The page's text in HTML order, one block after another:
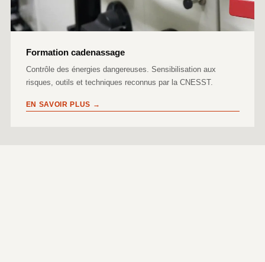
Formation cadenassage
Contrôle des énergies dangereuses. Sensibilisation aux
risques, outils et techniques reconnus par la CNESST.
EN SAVOIR PLUS →